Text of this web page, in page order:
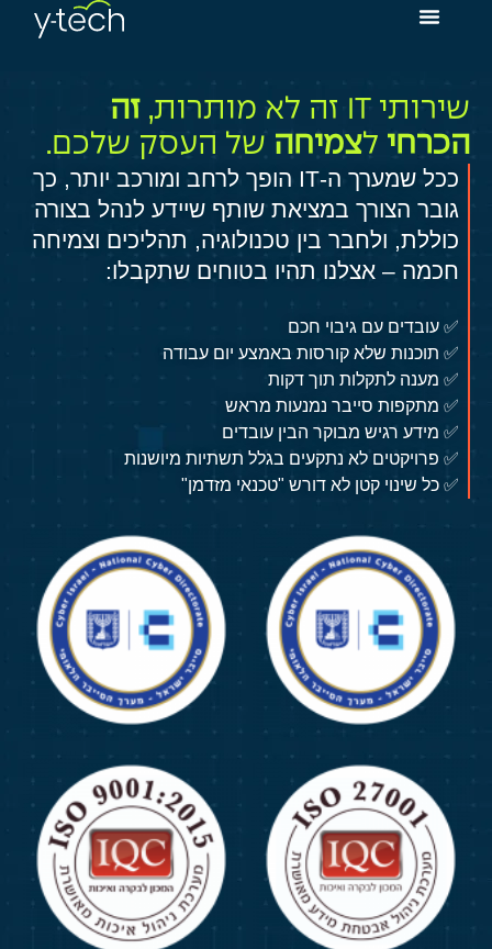
שירותי IT זה לא מותרות,
זה
הכרחי לצמיחה של העסק שלכם.
ככל שמערך ה-IT הופך לרחב ומורכב יותר, כך
גובר הצורך במציאת שותף שיידע לנהל בצורה
כוללת, ולחבר בין טכנולוגיה, תהליכים וצמיחה
חכמה – אצלנו תהיו בטוחים שתקבלו:
✅ עובדים עם גיבוי חכם
✅ תוכנות שלא קורסות באמצע יום עבודה
✅ מענה לתקלות תוך דקות
✅ מתקפות סייבר נמנעות מראש
✅ מידע רגיש מבוקר הבין עובדים
✅ פרויקטים לא נתקעים בגלל תשתיות מיושנות
✅ כל שינוי קטן לא דורש "טכנאי מזדמן"